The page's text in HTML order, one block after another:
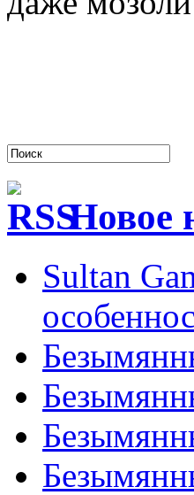
Новое
Sultan